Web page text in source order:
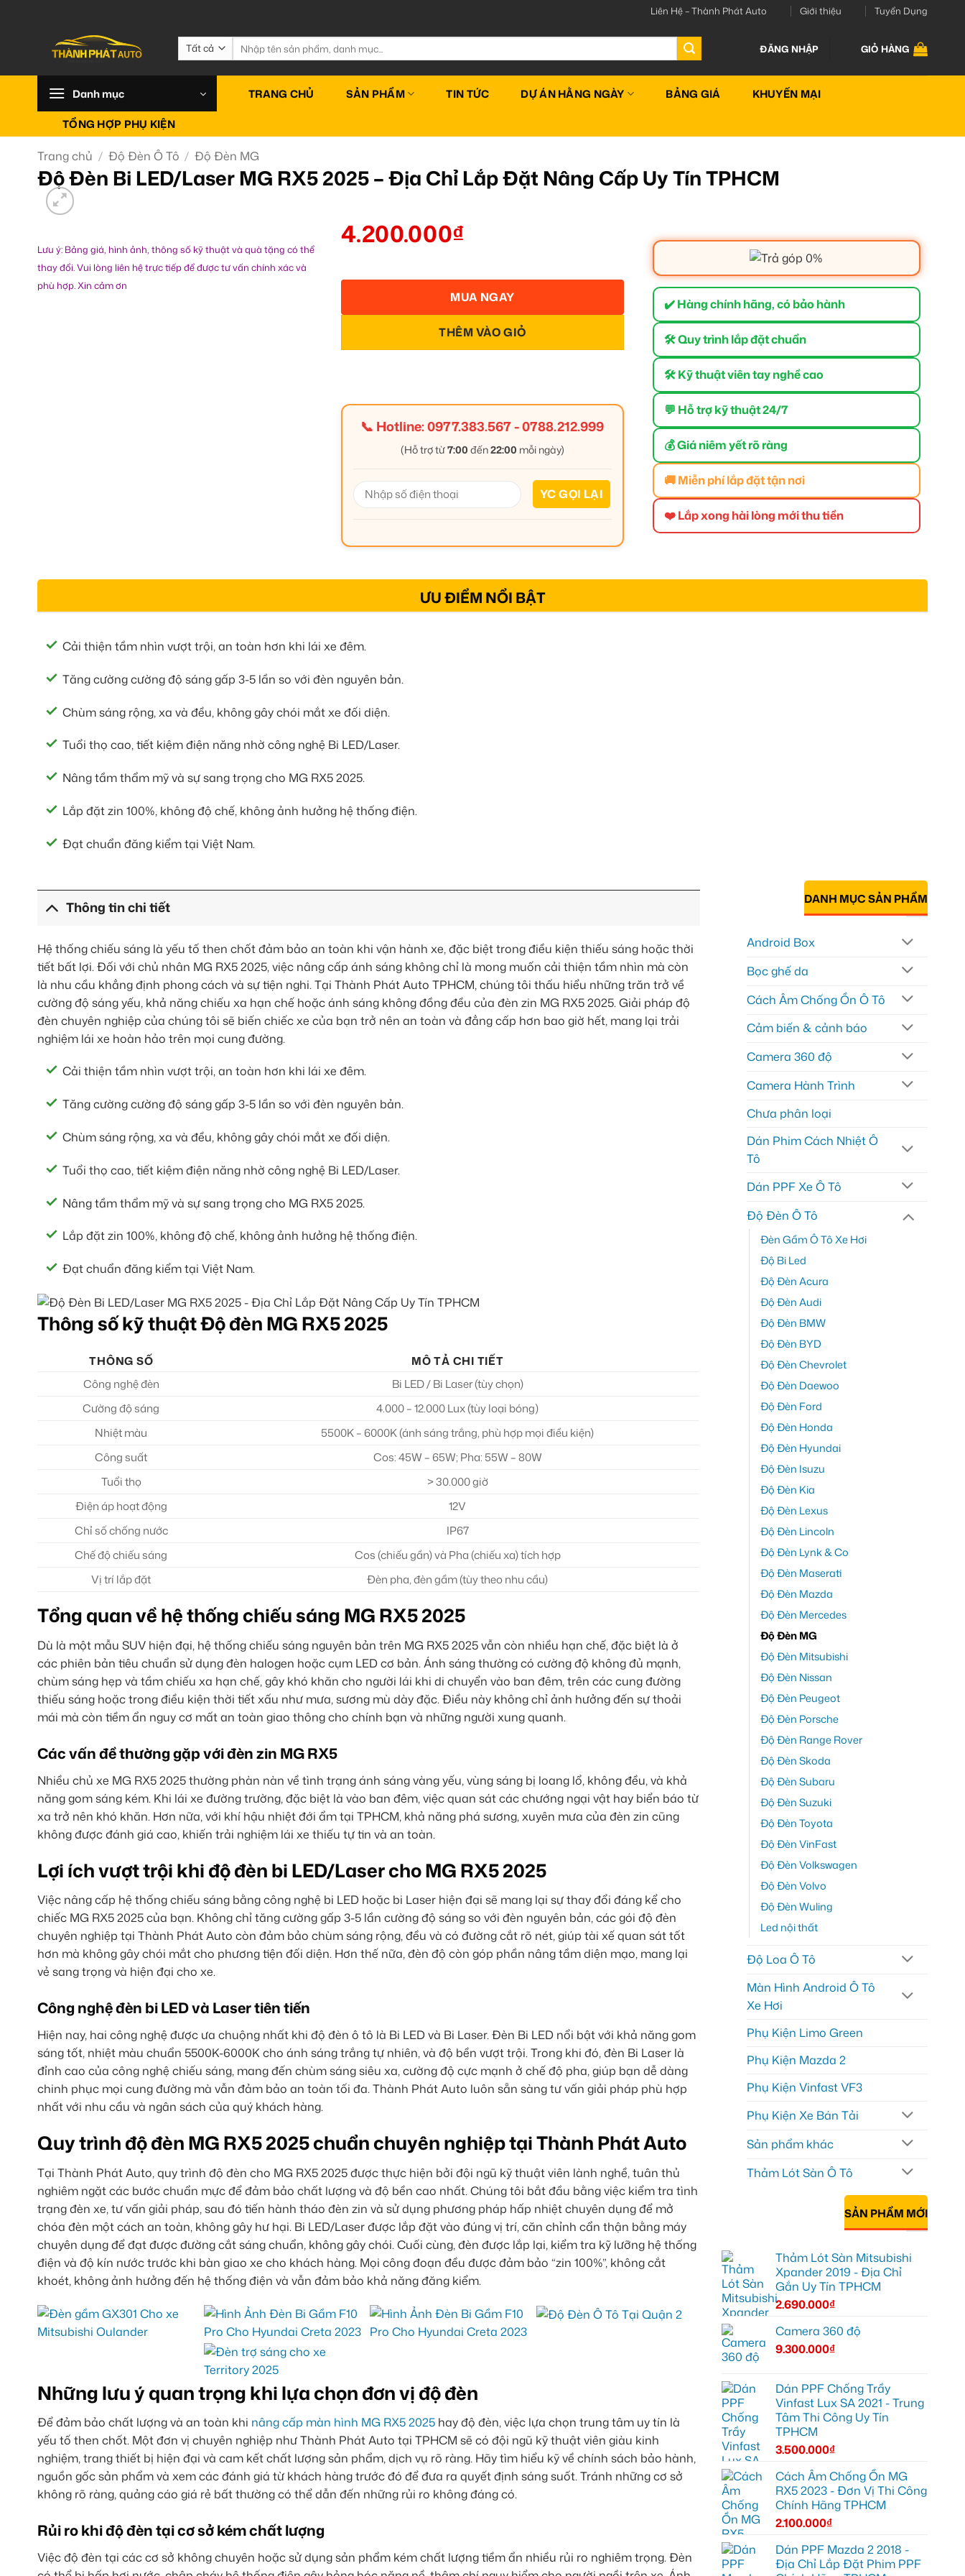
Liên Hệ – Thành Phát Auto Giới thiệu Tuyển Dụng
Tìm
kiếm:
ĐĂNG NHẬP GIỎ HÀNG
Danh mục TRANG CHỦ SẢN PHẨM TIN TỨC DỰ ÁN HẰNG NGÀY BẢNG GIÁ KHUYẾN MẠI
TỔNG HỢP PHỤ KIỆN
Trang chủ / Độ Đèn Ô Tô / Độ Đèn MG
Độ Đèn Bi LED/Laser MG RX5 2025 – Địa Chỉ Lắp Đặt Nâng Cấp Uy Tín TPHCM
Lưu ý: Bảng giá, hình ảnh, thông số kỹ thuật và quà tặng có thể
thay đổi. Vui lòng liên hệ trực tiếp để được tư vấn chính xác và
phù hợp. Xin cảm ơn
4.200.000₫
THÊM VÀO GIỎ
MUA NGAY
📞 Hotline:0977.383.567-0788.212.999
(Hỗ trợ từ7:00 đến22:00 mỗi ngày)
✔️ Hàng chính hãng, có bảo hành
🛠 Quy trình lắp đặt chuẩn
🛠 Kỹ thuật viên tay nghề cao
💬 Hỗ trợ kỹ thuật 24/7
💰 Giá niêm yết rõ ràng
🚚 Miễn phí lắp đặt tận nơi
❤️ Lắp xong hài lòng mới thu tiền
ƯU ĐIỂM NỔI BẬT
Cải thiện tầm nhìn vượt trội, an toàn hơn khi lái xe đêm.
Tăng cường cường độ sáng gấp 3-5 lần so với đèn nguyên bản.
Chùm sáng rộng, xa và đều, không gây chói mắt xe đối diện.
Tuổi thọ cao, tiết kiệm điện năng nhờ công nghệ Bi LED/Laser.
Nâng tầm thẩm mỹ và sự sang trọng cho MG RX5 2025.
Lắp đặt zin 100%, không độ chế, không ảnh hưởng hệ thống điện.
Đạt chuẩn đăng kiểm tại Việt Nam.
Thông tin chi tiết
Hệ thống chiếu sáng là yếu tố then chốt đảm bảo an toàn khi vận hành xe, đặc biệt trong điều kiện thiếu sáng hoặc thời
tiết bất lợi. Đối với chủ nhân MG RX5 2025, việc nâng cấp ánh sáng không chỉ là mong muốn cải thiện tầm nhìn mà còn
là nhu cầu khẳng định phong cách và sự tiện nghi. Tại Thành Phát Auto TPHCM, chúng tôi thấu hiểu những trăn trở về
cường độ sáng yếu, khả năng chiếu xa hạn chế hoặc ánh sáng không đồng đều của đèn zin MG RX5 2025. Giải pháp độ
đèn chuyên nghiệp của chúng tôi sẽ biến chiếc xe của bạn trở nên an toàn và đẳng cấp hơn bao giờ hết, mang lại trải
nghiệm lái xe hoàn hảo trên mọi cung đường.
Cải thiện tầm nhìn vượt trội, an toàn hơn khi lái xe đêm.
Tăng cường cường độ sáng gấp 3-5 lần so với đèn nguyên bản.
Chùm sáng rộng, xa và đều, không gây chói mắt xe đối diện.
Tuổi thọ cao, tiết kiệm điện năng nhờ công nghệ Bi LED/Laser.
Nâng tầm thẩm mỹ và sự sang trọng cho MG RX5 2025.
Lắp đặt zin 100%, không độ chế, không ảnh hưởng hệ thống điện.
Đạt chuẩn đăng kiểm tại Việt Nam.
Thông số kỹ thuật Độ đèn MG RX5 2025
THÔNG SỐ
MÔ TẢ CHI TIẾT
Công nghệ đèn
Bi LED / Bi Laser (tùy chọn)
Cường độ sáng
4.000 – 12.000 Lux (tùy loại bóng)
Nhiệt màu
5500K – 6000K (ánh sáng trắng, phù hợp mọi điều kiện)
Công suất
Cos: 45W – 65W; Pha: 55W – 80W
Tuổi thọ
> 30.000 giờ
Điện áp hoạt động
12V
Chỉ số chống nước
IP67
Chế độ chiếu sáng
Cos (chiếu gần) và Pha (chiếu xa) tích hợp
Vị trí lắp đặt
Đèn pha, đèn gầm (tùy theo nhu cầu)
Tổng quan về hệ thống chiếu sáng MG RX5 2025
Dù là một mẫu SUV hiện đại, hệ thống chiếu sáng nguyên bản trên MG RX5 2025 vẫn còn nhiều hạn chế, đặc biệt là ở
các phiên bản tiêu chuẩn sử dụng đèn halogen hoặc cụm LED cơ bản. Ánh sáng thường có cường độ không đủ mạnh,
chùm sáng hẹp và tầm chiếu xa hạn chế, gây khó khăn cho người lái khi di chuyển vào ban đêm, trên các cung đường
thiếu sáng hoặc trong điều kiện thời tiết xấu như mưa, sương mù dày đặc. Điều này không chỉ ảnh hưởng đến sự thoải
mái mà còn tiềm ẩn nguy cơ mất an toàn giao thông cho chính bạn và những người xung quanh.
Các vấn đề thường gặp với đèn zin MG RX5
Nhiều chủ xe MG RX5 2025 thường phàn nàn về tình trạng ánh sáng vàng yếu, vùng sáng bị loang lổ, không đều, và khả
năng gom sáng kém. Khi lái xe đường trường, đặc biệt là vào ban đêm, việc quan sát các chướng ngại vật hay biển báo từ
xa trở nên khó khăn. Hơn nữa, với khí hậu nhiệt đới ẩm tại TPHCM, khả năng phá sương, xuyên mưa của đèn zin cũng
không được đánh giá cao, khiến trải nghiệm lái xe thiếu tự tin và an toàn.
Lợi ích vượt trội khi độ đèn bi LED/Laser cho MG RX5 2025
Việc nâng cấp hệ thống chiếu sáng bằng công nghệ bi LED hoặc bi Laser hiện đại sẽ mang lại sự thay đổi đáng kể cho
chiếc MG RX5 2025 của bạn. Không chỉ tăng cường gấp 3-5 lần cường độ sáng so với đèn nguyên bản, các gói độ đèn
chuyên nghiệp tại Thành Phát Auto còn đảm bảo chùm sáng rộng, đều và có đường cắt rõ nét, giúp tài xế quan sát tốt
hơn mà không gây chói mắt cho phương tiện đối diện. Hơn thế nữa, đèn độ còn góp phần nâng tầm diện mạo, mang lại
vẻ sang trọng và hiện đại cho xe.
Công nghệ đèn bi LED và Laser tiên tiến
Hiện nay, hai công nghệ được ưa chuộng nhất khi độ đèn ô tô là Bi LED và Bi Laser. Đèn Bi LED nổi bật với khả năng gom
sáng tốt, nhiệt màu chuẩn 5500K-6000K cho ánh sáng trắng tự nhiên, và độ bền vượt trội. Trong khi đó, đèn Bi Laser là
đỉnh cao của công nghệ chiếu sáng, mang đến chùm sáng siêu xa, cường độ cực mạnh ở chế độ pha, giúp bạn dễ dàng
chinh phục mọi cung đường mà vẫn đảm bảo an toàn tối đa. Thành Phát Auto luôn sẵn sàng tư vấn giải pháp phù hợp
nhất với nhu cầu và ngân sách của quý khách hàng.
Quy trình độ đèn MG RX5 2025 chuẩn chuyên nghiệp tại Thành Phát Auto
Tại Thành Phát Auto, quy trình độ đèn cho MG RX5 2025 được thực hiện bởi đội ngũ kỹ thuật viên lành nghề, tuân thủ
nghiêm ngặt các bước chuẩn mực để đảm bảo chất lượng và độ bền cao nhất. Chúng tôi bắt đầu bằng việc kiểm tra tình
trạng đèn xe, tư vấn giải pháp, sau đó tiến hành tháo đèn zin và sử dụng phương pháp hấp nhiệt chuyên dụng để mở
chóa đèn một cách an toàn, không gây hư hại. Bi LED/Laser được lắp đặt vào đúng vị trí, căn chỉnh cẩn thận bằng máy
chuyên dụng để đạt được đường cắt sáng chuẩn, không gây chói. Cuối cùng, đèn được lắp lại, kiểm tra kỹ lưỡng hệ thống
điện và độ kín nước trước khi bàn giao xe cho khách hàng. Mọi công đoạn đều được đảm bảo “zin 100%”, không cắt
khoét, không ảnh hưởng đến hệ thống điện và vẫn đảm bảo khả năng đăng kiểm.
Những lưu ý quan trọng khi lựa chọn đơn vị độ đèn
Để đảm bảo chất lượng và an toàn khi nâng cấp màn hình MG RX5 2025 hay độ đèn, việc lựa chọn trung tâm uy tín là
yếu tố then chốt. Một đơn vị chuyên nghiệp như Thành Phát Auto tại TPHCM sẽ có đội ngũ kỹ thuật viên giàu kinh
nghiệm, trang thiết bị hiện đại và cam kết chất lượng sản phẩm, dịch vụ rõ ràng. Hãy tìm hiểu kỹ về chính sách bảo hành,
nguồn gốc sản phẩm và xem các đánh giá từ khách hàng trước đó để đưa ra quyết định sáng suốt. Tránh những cơ sở
không rõ ràng, quảng cáo giá rẻ bất thường có thể dẫn đến những rủi ro không đáng có.
Rủi ro khi độ đèn tại cơ sở kém chất lượng
Việc độ đèn tại các cơ sở không chuyên hoặc sử dụng sản phẩm kém chất lượng tiềm ẩn nhiều rủi ro nghiêm trọng. Đèn
DANH MỤC SẢN PHẨM
Android Box
Bọc ghế da
Cách Âm Chống Ồn Ô Tô
Cảm biến & cảnh báo
Camera 360 độ
Camera Hành Trình
Chưa phân loại
Dán Phim Cách Nhiệt Ô
Tô
Dán PPF Xe Ô Tô
Độ Đèn Ô Tô
Đèn Gầm Ô Tô Xe Hơi
Độ Bi Led
Độ Đèn Acura
Độ Đèn Audi
Độ Đèn BMW
Độ Đèn BYD
Độ Đèn Chevrolet
Độ Đèn Daewoo
Độ Đèn Ford
Độ Đèn Honda
Độ Đèn Hyundai
Độ Đèn Isuzu
Độ Đèn Kia
Độ Đèn Lexus
Độ Đèn Lincoln
Độ Đèn Lynk & Co
Độ Đèn Maserati
Độ Đèn Mazda
Độ Đèn Mercedes
Độ Đèn MG
Độ Đèn Mitsubishi
Độ Đèn Nissan
Độ Đèn Peugeot
Độ Đèn Porsche
Độ Đèn Range Rover
Độ Đèn Skoda
Độ Đèn Subaru
Độ Đèn Suzuki
Độ Đèn Toyota
Độ Đèn VinFast
Độ Đèn Volkswagen
Độ Đèn Volvo
Độ Đèn Wuling
Led nội thất
Độ Loa Ô Tô
Màn Hình Android Ô Tô
Xe Hơi
Phụ Kiện Limo Green
Phụ Kiện Mazda 2
Phụ Kiện Vinfast VF3
Phụ Kiện Xe Bán Tải
Sản phẩm khác
Thảm Lót Sàn Ô Tô
SẢN PHẨM MỚI
Thảm Lót Sàn Mitsubishi
Xpander 2019 - Địa Chỉ
Gắn Uy Tín TPHCM
2.690.000₫
Camera 360 độ
9.300.000₫
Dán PPF Chống Trầy
Vinfast Lux SA 2021 - Trung
Tâm Thi Công Uy Tín
TPHCM
3.500.000₫
Cách Âm Chống Ồn MG
RX5 2023 - Đơn Vị Thi Công
Chính Hãng TPHCM
2.100.000₫
Dán PPF Mazda 2 2018 -
Địa Chỉ Lắp Đặt Phim PPF